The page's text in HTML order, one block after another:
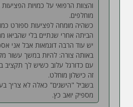
והצוות הרפואי על כמויות
מוחלפים.
כשהיה מומחה לפציעות ספורט
הביתה אחרי שנתיים בלי שהביאו
יש עוד הרבה דוגמאות אבל אני
באותה צורה: להיות במשך עשור מקום
עם כדורגל עלוב כשיש לך תקציב בטופ 3 של
זה כישלון מוחלט.
בשביל "הישגים" כאלה לא צריך
מספיק יואב כץ.